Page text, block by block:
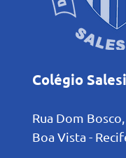
Colégio
Rua Dom
Boa Vista -